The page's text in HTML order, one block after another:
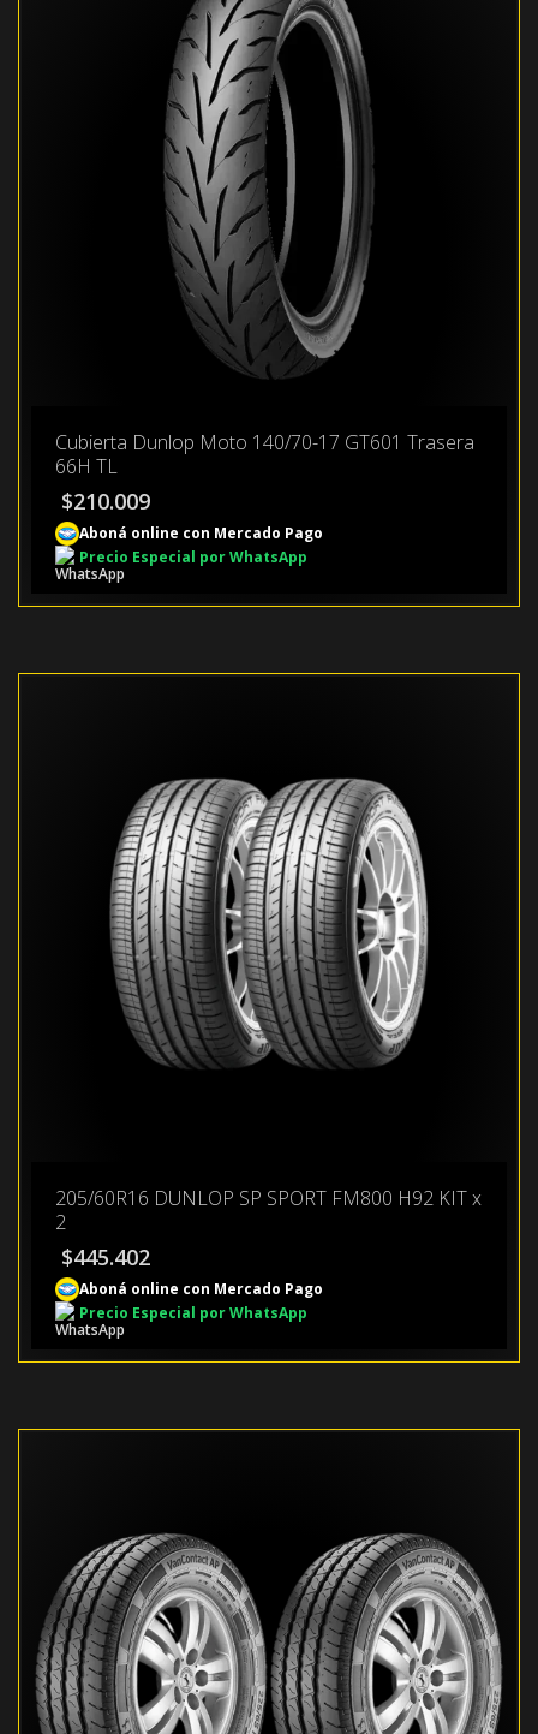
Cubierta Dunlop Moto 140/70-17 GT601 Trasera
66H TL
$210.009
Aboná online con Mercado Pago
Precio Especial por WhatsApp
205/60R16 DUNLOP SP SPORT FM800 H92 KIT x
2
$445.402
Aboná online con Mercado Pago
Precio Especial por WhatsApp